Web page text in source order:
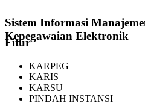
Sistem Informasi
Kepegawaian Elektronik
Fitur
KARPEG
KARIS
KARSU
PINDAH INSTANSI